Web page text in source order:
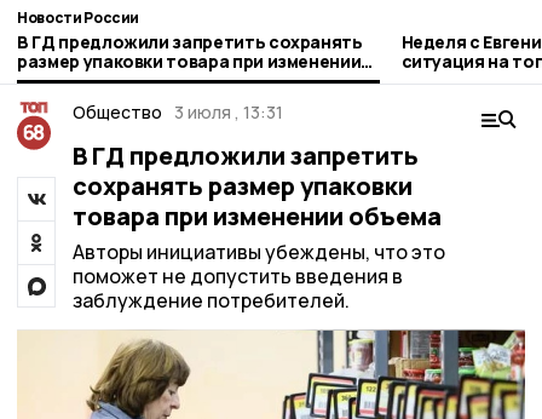
Новости России
В ГД предложили запретить сохранять
размер упаковки товара при изменении
объема
Неделя с
ситуация на
городе и
Общество
3 июля , 13:31
В ГД предложили запретить
сохранять размер упаковки
товара при изменении объема
Авторы инициативы убеждены, что это
поможет не допустить введения в
заблуждение потребителей.